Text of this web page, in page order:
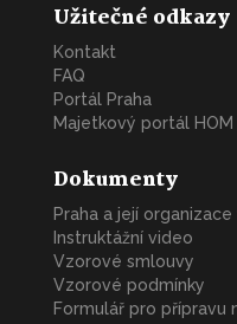
Užitečné odkazy
Kontakt
FAQ
Portál Praha
Majetkový portál HOM
Dokumenty
Praha a její
Instruktážní video
Vzorové smlouvy
Vzorové podmínky
Formulář pro přípravu